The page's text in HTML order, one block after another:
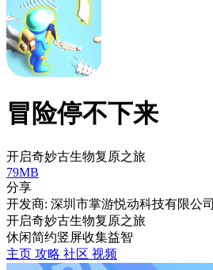
冒险停不下来
开启奇妙古生物复原之旅
79MB
分享
开发商: 深圳市掌游悦动科技有限公司
开启奇妙古生物复原之旅
休闲简约竖屏收集益智
主页 攻略 社区 视频